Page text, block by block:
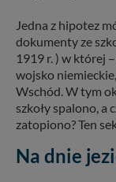
Jedna z hipotez
dokumenty ze
1919 r. ) w której
wojsko
Wschód. W tym
szkoły spalono, a
zatopiono? Ten
Na dnie